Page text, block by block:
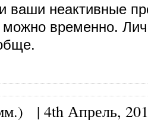
ваши неактивные
можно временно.
| 4th Апрель,